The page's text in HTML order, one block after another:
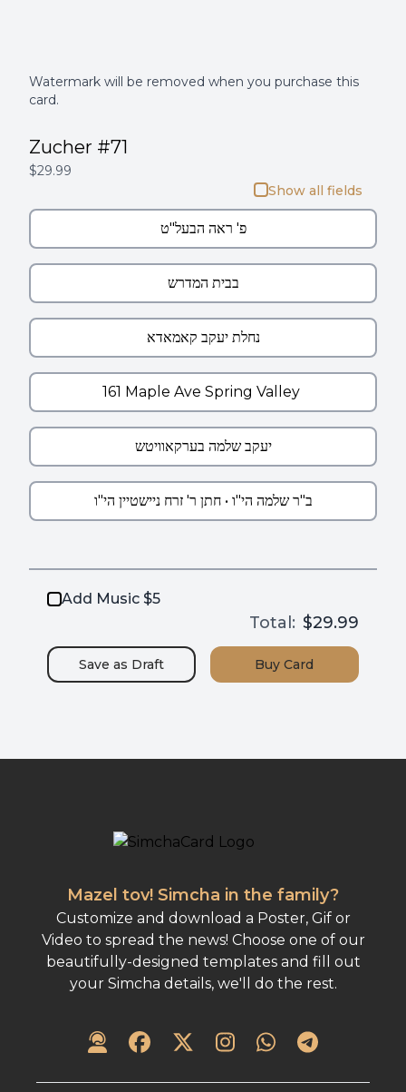
Zucher #71
$29.99
Show all fields
Add Music $5
Total: $29.99
Save as Draft BuyCard
Watermark will be removed when you purchase this
card.
Mazel tov! Simcha in the family?
Customize and download a Poster, Gif or
Video to spread the news! Choose one of our
beautifully-designed templates and fill out
your Simcha details, we'll do the rest.